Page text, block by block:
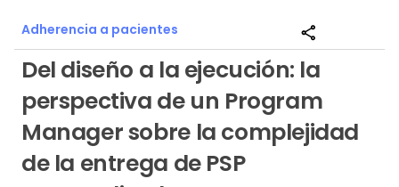
Adherencia a pacientes share
Del diseño a la ejecución: la
perspectiva de un Program
Manager sobre la complejidad
de la entrega de PSP